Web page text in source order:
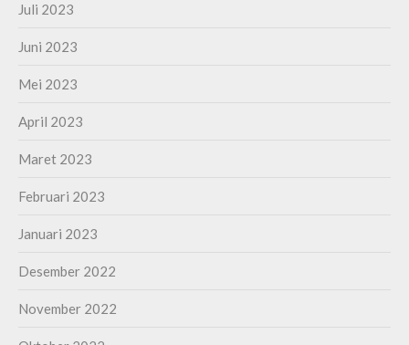
Juli 2023
Juni 2023
Mei 2023
April 2023
Maret 2023
Februari 2023
Januari 2023
Desember 2022
November 2022